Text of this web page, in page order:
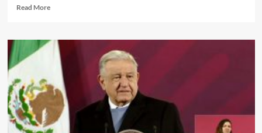
Read MoreRead
Fuerzas
Armadas
apoyarán
Birmex
en
distribución
de